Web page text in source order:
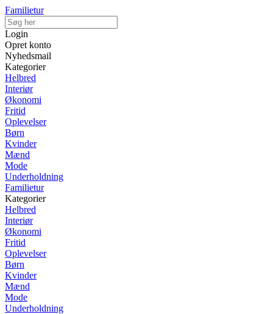
Familietur
Login
Opret konto
Nyhedsmail
Kategorier
Helbred
Interiør
Økonomi
Fritid
Oplevelser
Børn
Kvinder
Mænd
Mode
Underholdning
Familietur
Kategorier
Helbred
Interiør
Økonomi
Fritid
Oplevelser
Børn
Kvinder
Mænd
Mode
Underholdning